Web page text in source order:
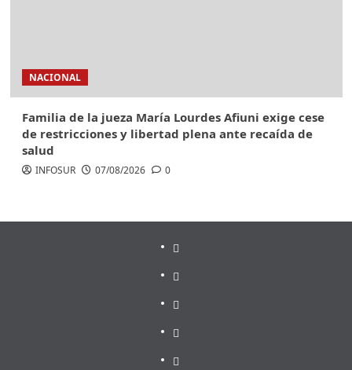
NACIONAL
Familia de la jueza María Lourdes Afiuni exige cese
de restricciones y libertad plena ante recaída de
salud
INFOSUR 07/08/2026 0